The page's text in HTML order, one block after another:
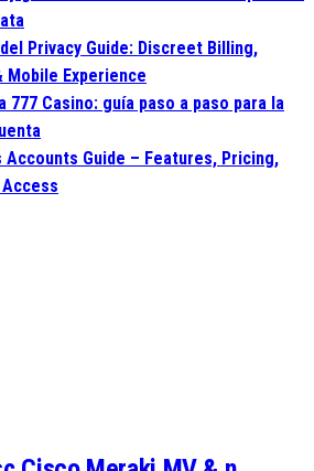
Privacy Guide: Discreet Billing,
Mobile Experience
777 Casino: guía paso a paso para la
Accounts Guide – Features, Pricing,